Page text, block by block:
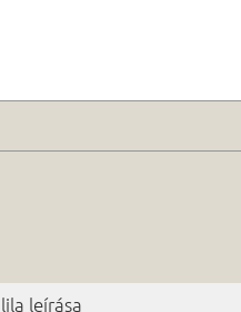
leírása